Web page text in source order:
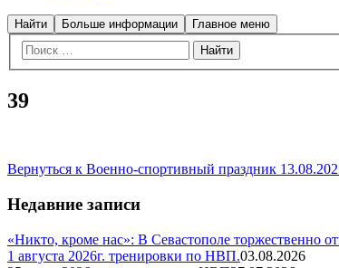
Найти Больше информации Главное меню
39
Вернуться к Военно-спортивный праздник
Недавние записи
«Никто, кроме нас»: В Севастополе торжественно
1 августа 2026г. тренировки по НВП.03.08.2026